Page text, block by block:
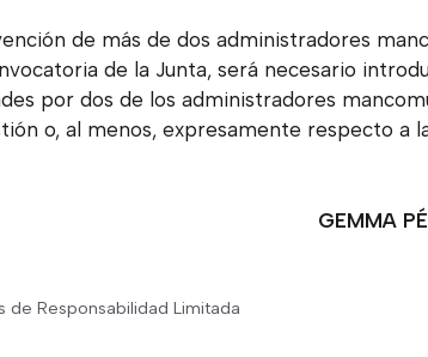
de más de dos administradores
de la Junta, será necesario
por dos de los administradores
o, al menos, expresamente respecto a
GEMMA
de Responsabilidad Limitada